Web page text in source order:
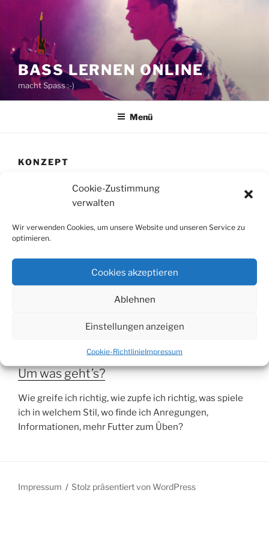
Cookie-Zustimmung
verwalten
Wir verwenden Cookies, um unsere Website und unseren Service zu
optimieren.
Cookies akzeptieren
Ablehnen
Einstellungen anzeigen
Cookie-RichtlinieImpressum
springen
BASS LERNEN ONLINE
macht Spass :-)
Menü
KONZEPT
Wie läuft mein Unterricht ab?
meine individuelle Webpage aus?
Wie entwickelt sich mein Unterricht?
Wie geht’s los, was lerne ich, wenn ich schon
Um was geht’s?
Wie greife ich richtig, wie zupfe ich richtig, was spiele
ich in welchem Stil, wo finde ich Anregungen,
Informationen, mehr Futter zum Üben?
Impressum Stolz präsentiert von WordPress